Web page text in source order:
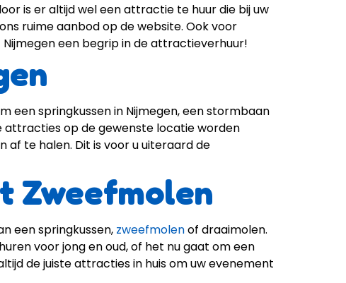
is er altijd wel een attractie te huur die bij uw
ruime aanbod op de website. Ook voor
Nijmegen een begrip in de attractieverhuur!
een springkussen in Nijmegen, een stormbaan
attracties op de gewenste locatie worden
af te halen. Dit is voor u uiteraard de
Zweefmolen
een springkussen, zweefmolenof draaimolen.
voor jong en oud, of het nu gaat om een
de juiste attracties in huis om uw evenement